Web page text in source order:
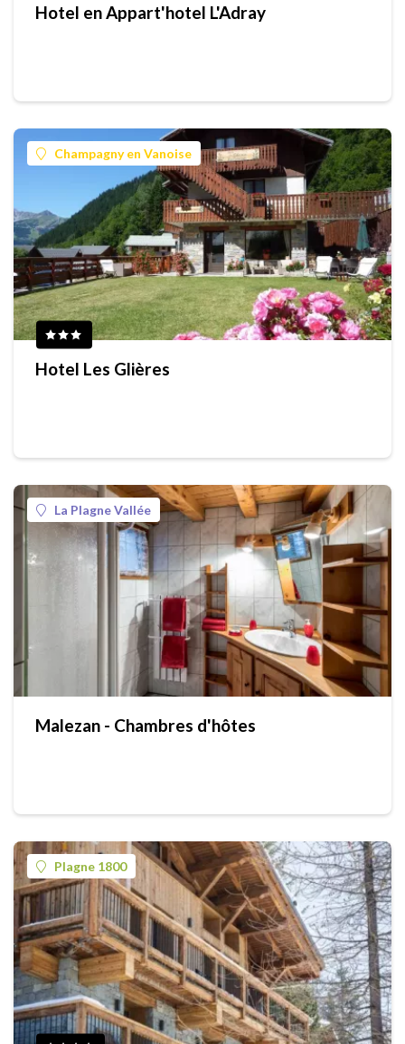
Hotel en Appart'hotel L'Adray
Champagny en Vanoise
Hotel Les Glières
La Plagne Vallée
Malezan - Chambres d'hôtes
Plagne 1800